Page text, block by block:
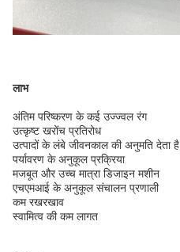
लाभ
अंतिम परिष्करण के कई उज्ज्वल रंग
उत्कृष्ट खरोंच प्रतिरोध
उत्पादों के लंबे जीवनकाल की अनुमति देता है
पर्यावरण के अनुकूल प्रक्रिया
मजबूत और उच्च मात्रा डिजाइन मशीन
एचएमआई के अनुकूल संचालन प्रणाली
कम रखरखाव
स्वामित्व की कम लागत